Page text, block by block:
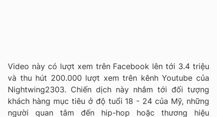
Video này có lượt xem trên Facebook lên tới 3.4 triệu
và thu hút 200.000 lượt xem trên kênh Youtube của
Nightwing2303. Chiến dịch này nhắm tới đối tượng
khách hàng mục tiêu ở độ tuổi 18 - 24 của Mỹ, những
người quan tâm đến hip-hop hoặc thương hiệu